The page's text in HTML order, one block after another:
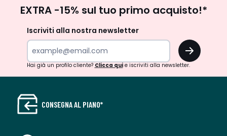
newsletter
EXTRA -15% sul tuo primo acquisto!*
Iscriviti alla nostra newsletter
OK
Hai già un profilo cliente? Clicca quie iscriviti alla newsletter.
CONSEGNA AL PIANO*